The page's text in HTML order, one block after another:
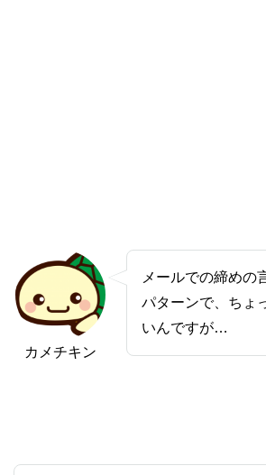
カメチキン
メールでの締めの
パターンで、ちょ
いんですが…